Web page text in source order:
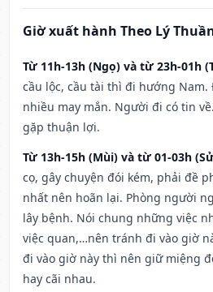
Giờ xuất hành Theo Lý
Từ 11h-13h (Ngọ) và từ 23h-01h
cầu lộc, cầu tài thì đi hướng Nam.
nhiều may mắn. Người đi có tin
gặp thuận lợi.
Từ 13h-15h (Mùi) và từ 01-03h
cọ, gây chuyện đói kém, phải đề
nhất nên hoãn lại. Phòng người
lây bệnh. Nói chung những việc
việc quan,…nên tránh đi vào giờ
đi vào giờ này thì nên giữ miệng
hay cãi nhau.